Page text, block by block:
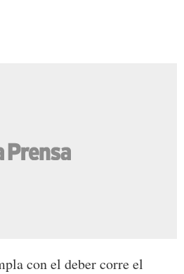
con el deber corre el